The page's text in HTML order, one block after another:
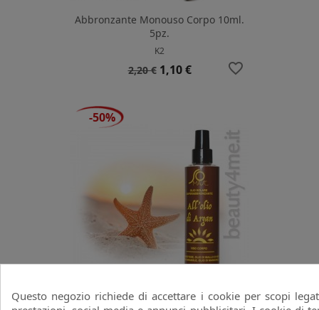
Abbronzante Monouso Corpo 10ml.
5pz.
K2
Prezzo
2,20 € Prezzo
1,10 € favorite_border
-50%
Questo negozio richiede di accettare i cookie per scopi